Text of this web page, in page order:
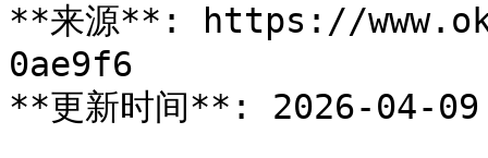
**来源**: https://
0ae9f6
**更新时间**: 2026-04-